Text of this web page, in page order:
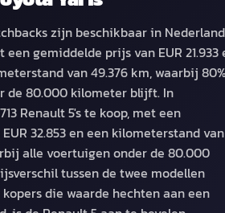
zijn beschikbaar in Nederland
gemiddelde prijs van EUR 21.933
van 49.376 km, waarbij
de 80.000 kilometer blijft. In
Renault 5's te koop, met een
32.853 en een kilometerstand van
alle voertuigen onder de 80.000
tussen de twee modellen
kopers die waarde hechten aan een